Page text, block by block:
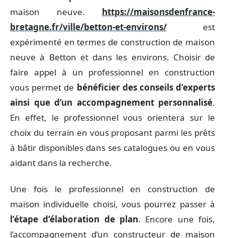
maison neuve. https://maisonsdenfrance-
bretagne.fr/ville/betton-et-environs/ est
expérimenté en termes de construction de maison
neuve à Betton et dans les environs. Choisir de
faire appel à un professionnel en construction
vous permet de bénéficier des conseils d’experts
ainsi que d’un accompagnement personnalisé.
En effet, le professionnel vous orientera sur le
choix du terrain en vous proposant parmi les prêts
à bâtir disponibles dans ses catalogues ou en vous
aidant dans la recherche.
Une fois le professionnel en construction de
maison individuelle choisi, vous pourrez passer à
l’étape d’élaboration de plan. Encore une fois,
l’accompagnement d’un constructeur de maison